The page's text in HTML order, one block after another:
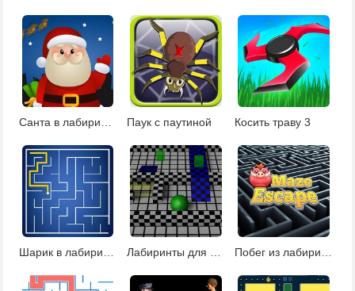
Санта в лабиринте Паук с паутиной Косить траву 3